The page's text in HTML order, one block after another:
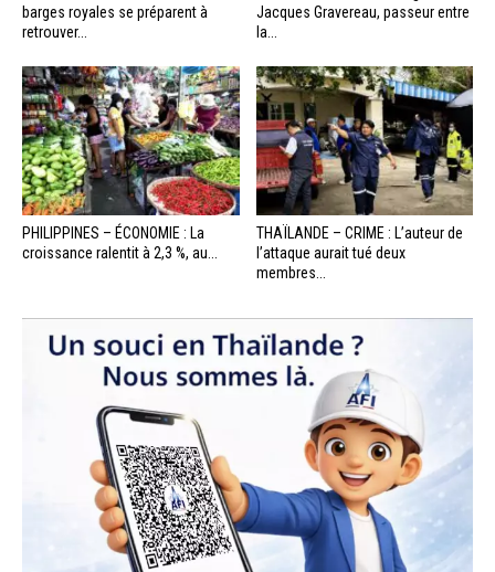
barges royales se préparent à
retrouver...
Jacques Gravereau, passeur entre
la...
PHILIPPINES – ÉCONOMIE : La
croissance ralentit à 2,3 %, au...
THAÏLANDE – CRIME : L’auteur de
l’attaque aurait tué deux
membres...